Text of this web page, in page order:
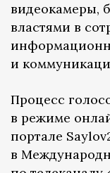
видеокамеры,
властями в
и
Процесс
в режиме
портале
в